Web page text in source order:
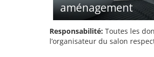
aménagement
Responsabilité: Toutes les
l’organisateur du salon